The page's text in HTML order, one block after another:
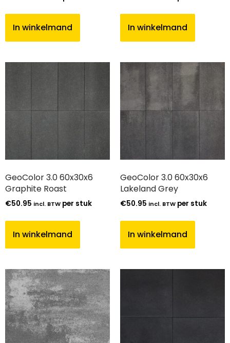
In winkelmand In winkelmand
GeoColor 3.0 60x30x6
Graphite Roast
€50.95 incl. BTW per stuk
In winkelmand
GeoColor 3.0 60x30x6
Lakeland Grey
€50.95 incl. BTW per stuk
In winkelmand